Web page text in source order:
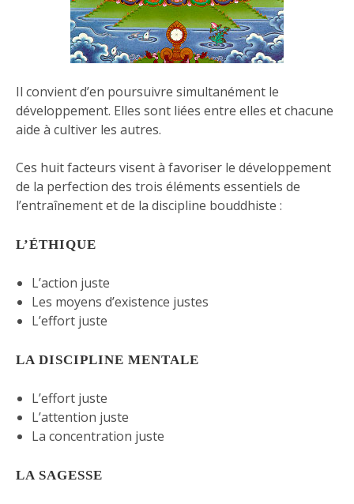
Il convient d’en poursuivre simultanément le
développement. Elles sont liées entre elles et chacune
aide à cultiver les autres.
Ces huit facteurs visent à favoriser le développement
de la perfection des trois éléments essentiels de
l’entraînement et de la discipline bouddhiste :
L’ÉTHIQUE
L’action juste
Les moyens d’existence justes
L’effort juste
LA DISCIPLINE MENTALE
L’effort juste
L’attention juste
La concentration juste
LA SAGESSE